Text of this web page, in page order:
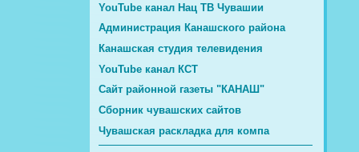
YouTube канал Нац ТВ Чувашии
Администрация Канашского района
Канашская студия телевидения
YouTube канал КСТ
Сайт районной газеты "КАНАШ"
Сборник чувашских сайтов
Чувашская раскладка для компа